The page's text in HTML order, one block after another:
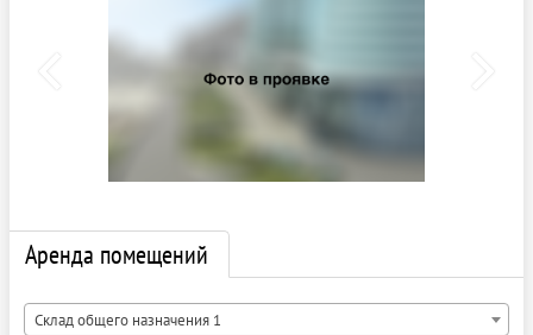
Аренда помещений
Склад общего назначения 1